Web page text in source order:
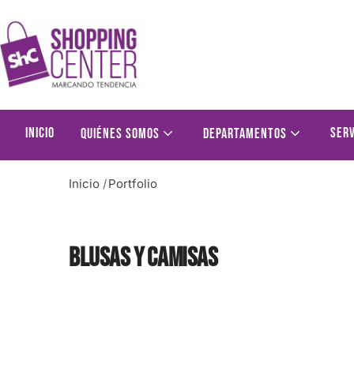
Inicio Quiénes somos Departamentos
Inicio /Portfolio
Blusas y Camisas